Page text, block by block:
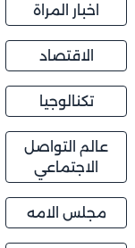
اخبار المراة
الاقتصاد
تكنالوجيا
عالم التواصل
الاجتماعي
مجلس الامه